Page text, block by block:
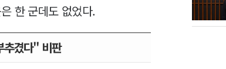
한 군데도 없었다.
추겼다" 비판